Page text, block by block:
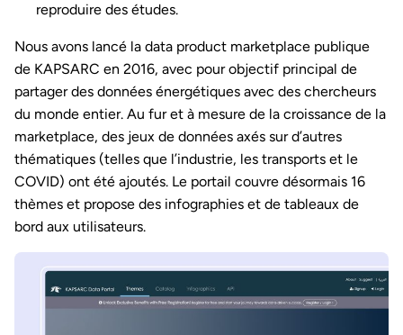
reproduire des études.
Nous avons lancé la data product marketplace publique
de KAPSARC en 2016, avec pour objectif principal de
partager des données énergétiques avec des chercheurs
du monde entier. Au fur et à mesure de la croissance de la
marketplace, des jeux de données axés sur d’autres
thématiques (telles que l’industrie, les transports et le
COVID) ont été ajoutés. Le portail couvre désormais 16
thèmes et propose des infographies et de tableaux de
bord aux utilisateurs.